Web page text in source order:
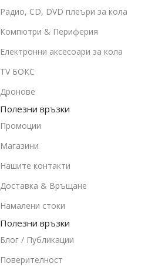
Радио, CD, DVD плеъри за кола
Компютри & Периферия
Електронни аксесоари за кола
TV БОКС
Дронове
Полезни връзки
Промоции
Магазини
Нашите контакти
Доставка & Връщане
Намалени стоки
Полезни връзки
Блог / Публикации
Поверителност